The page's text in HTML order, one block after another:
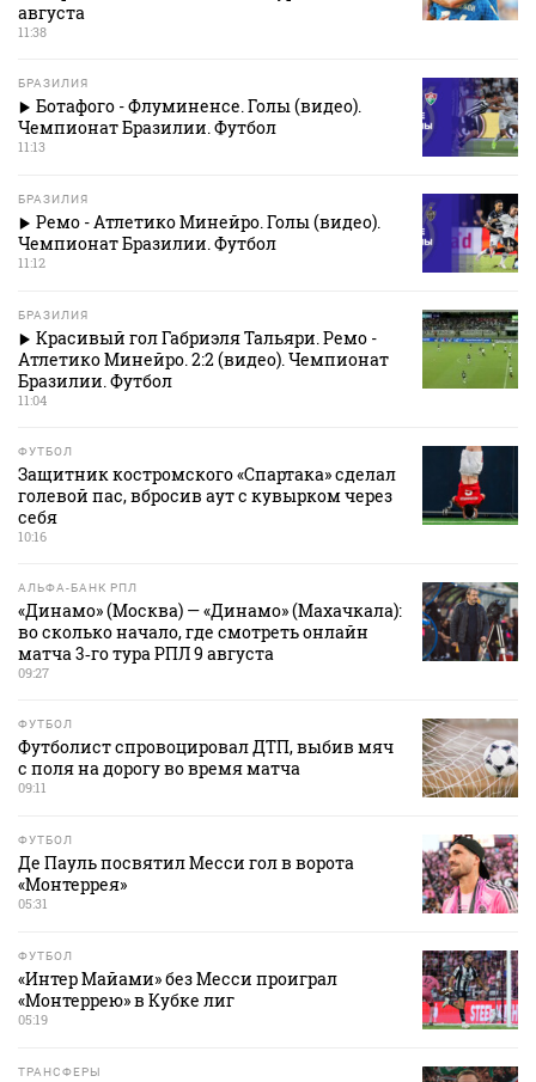
августа
11:38
БРАЗИЛИЯ
Ботафого - Флуминенсе. Голы (видео).
Чемпионат Бразилии. Футбол
11:13
БРАЗИЛИЯ
Ремо - Атлетико Минейро. Голы (видео).
Чемпионат Бразилии. Футбол
11:12
БРАЗИЛИЯ
Красивый гол Габриэля Тальяри. Ремо -
Атлетико Минейро. 2:2 (видео). Чемпионат
Бразилии. Футбол
11:04
ФУТБОЛ
Защитник костромского «Спартака» сделал
голевой пас, вбросив аут с кувырком через
себя
10:16
АЛЬФА-БАНК РПЛ
«Динамо» (Москва) — «Динамо» (Махачкала):
во сколько начало, где смотреть онлайн
матча 3‑го тура РПЛ 9 августа
09:27
ФУТБОЛ
Футболист спровоцировал ДТП, выбив мяч
с поля на дорогу во время матча
09:11
ФУТБОЛ
Де Пауль посвятил Месси гол в ворота
«Монтеррея»
05:31
ФУТБОЛ
«Интер Майами» без Месси проиграл
«Монтеррею» в Кубке лиг
05:19
ТРАНСФЕРЫ